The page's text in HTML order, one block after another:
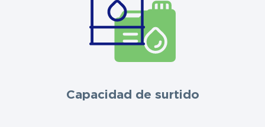
Capacidad de surtido